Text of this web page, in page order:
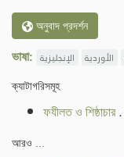
অনুবাদ প্রদর্শন
ভাষা: الإنجليزية الأوردية
ক্যাটাগরিসমূহ
ফযীলত ও শিষ্ঠাচার.
আরও ...